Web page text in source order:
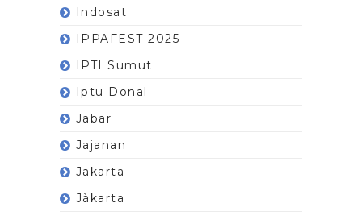
Indosat
IPPAFEST 2025
IPTI Sumut
Iptu Donal
Jabar
Jajanan
Jakarta
Jàkarta